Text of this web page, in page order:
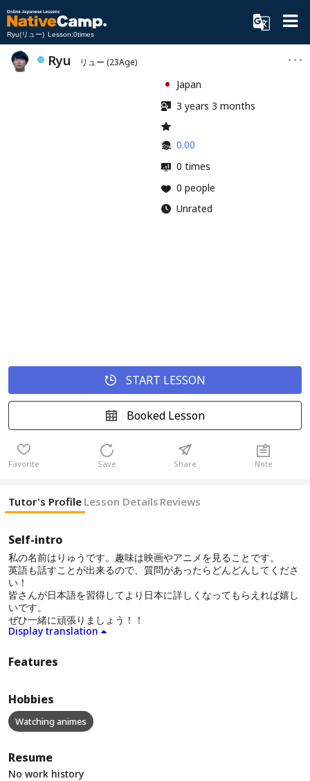
Ryu(リュー) Lesson:0times
Ryu リュー (23Age)
Japan
3 years 3 months
0.00
0 times
0 people
Unrated
START LESSON
Booked Lesson
Favorite Save Share Note
Tutor's Profile Lesson Details Reviews
Self-intro
私の名前はりゅうです。趣味は映画やアニメを見ることです。
英語も話すことが出来るので、質問があったらどんどんしてくださ
い！
皆さんが日本語を習得してより日本に詳しくなってもらえれば嬉し
いです。
ぜひ一緒に頑張りましょう！！
Display translation
Features
Hobbies
Watching animes
Resume
No work history